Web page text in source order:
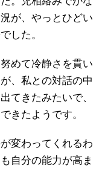
が、やっとひどい
した。
めて冷静さを貫い
、私との対話の中
てきたみたいで、
きたようです。
変わってくれるわ
自分の能力が高ま